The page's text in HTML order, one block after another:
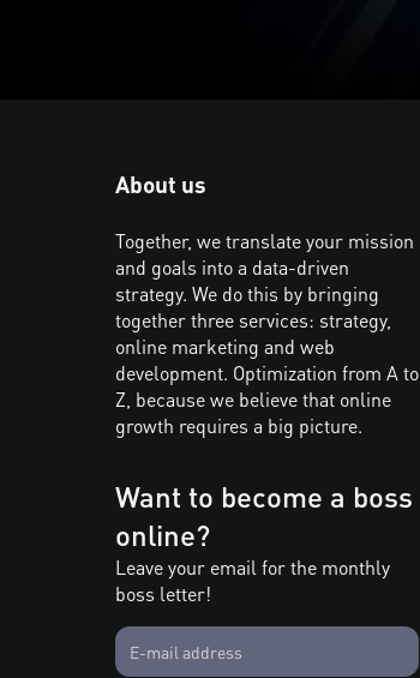
About us
Together, we translate your mission
and goals into a data-driven
strategy. We do this by bringing
together three services: strategy,
online marketing and web
development. Optimization from A to
Z, because we believe that online
growth requires a big picture.
Want to become a boss
online?
Leave your email for the monthly
boss letter!